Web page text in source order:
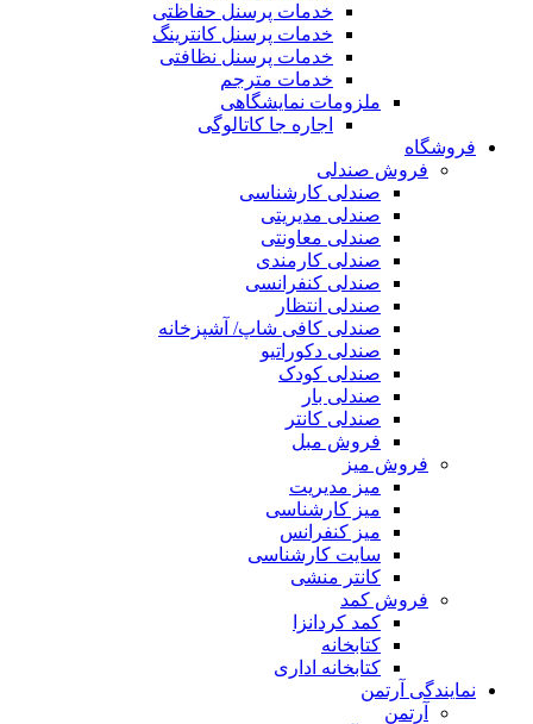
خدمات پرسنل حفاظتی
خدمات پرسنل کانترینگ
خدمات پرسنل نظافتی
خدمات مترجم
ملزومات نمایشگاهی
اجاره جا کاتالوگی
فروشگاه
فروش صندلی
صندلی کارشناسی
صندلی مدیریتی
صندلی معاونتی
صندلی کارمندی
صندلی کنفرانسی
صندلی انتظار
صندلی کافی شاپ/ آشپزخانه
صندلی دکوراتیو
صندلی کودک
صندلی بار
صندلی کانتر
فروش مبل
فروش میز
میز مدیریت
میز کارشناسی
میز کنفرانس
سایت کارشناسی
کانتر منشی
فروش کمد
کمد کردانزا
کتابخانه
کتابخانه اداری
نمایندگی آرتمن
آرتمن